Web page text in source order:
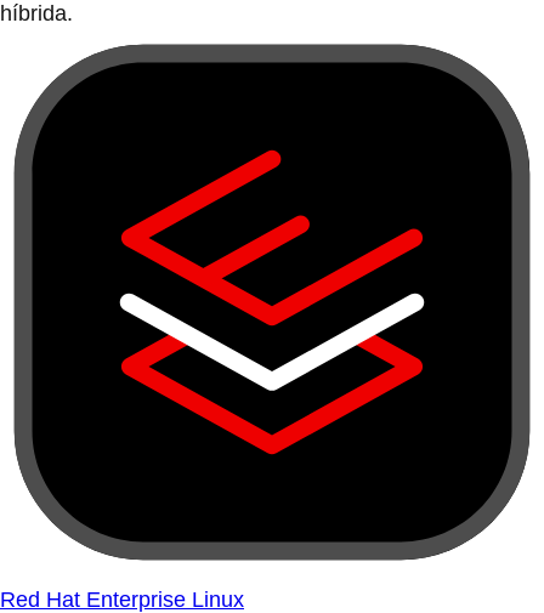
híbrida.
Red Hat Enterprise Linux